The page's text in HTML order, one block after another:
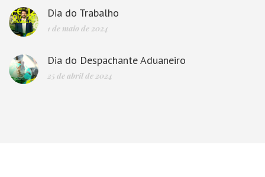
Dia do Trabalho
1 de maio de 2024
Dia do Despachante Aduaneiro
25 de abril de 2024